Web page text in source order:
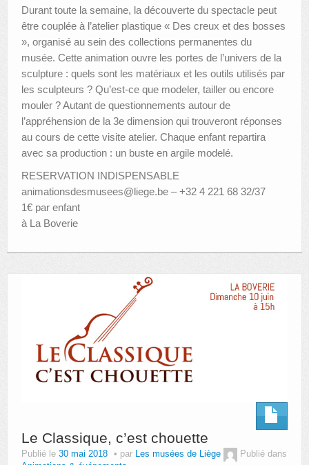
Durant toute la semaine, la découverte du spectacle peut
être couplée à l’atelier plastique « Des creux et des bosses
», organisé au sein des collections permanentes du
musée. Cette animation ouvre les portes de l’univers de la
sculpture : quels sont les matériaux et les outils utilisés par
les sculpteurs ? Qu’est-ce que modeler, tailler ou encore
mouler ? Autant de questionnements autour de
l’appréhension de la 3e dimension qui trouveront réponses
au cours de cette visite atelier. Chaque enfant repartira
avec sa production : un buste en argile modelé.
RESERVATION INDISPENSABLE
animationsdesmusees@liege.be – +32 4 221 68 32/37
1€ par enfant
à La Boverie
Le Classique, c’est chouette
Publié le 30 mai 2018 par Les musées de Liège
Publié dans